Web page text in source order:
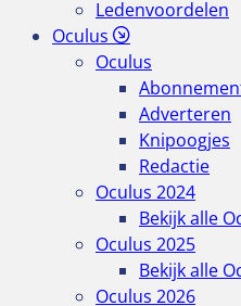
Ledenvoordelen
Oculus
Oculus
Adverteren
Knipoogjes
Redactie
Oculus 2024
Bekijk alle
Oculus 2025
Bekijk alle
Oculus 2026